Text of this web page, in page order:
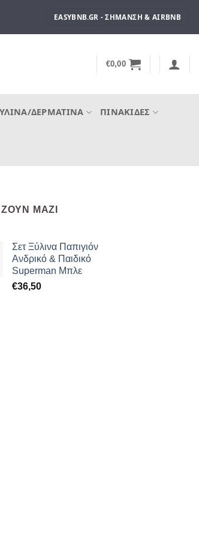
EASYBNB.GR - ΣΉΜΑΝΣΗ & AIRBNB
€0,00
ΔΕΡΜΆΤΙΝΑ ΠΙΝΑΚΊΔΕΣ
ΜΑΖΊ
Σετ Ξύλινα Παπιγιόν
Ανδρικό & Παιδικό
Superman Μπλε
€36,50